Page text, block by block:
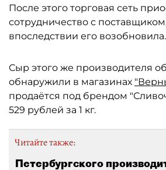
После этого торговая сеть
сотрудничество с
впоследствии его возобновила.
Сыр этого же производителя
обнаружили в магазинах
продаётся под брендом
529 рублей за 1 кг.
Читайте также:
Петербургского